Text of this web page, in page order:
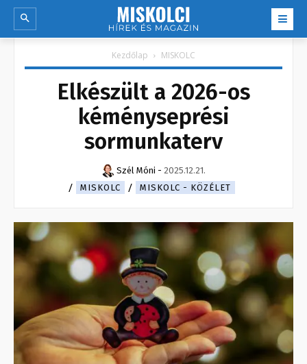
Kezdőlap MISKOLC
Elkészült a 2026-os
kéményseprési
sormunkaterv
Szél Móni - 2025.12.21.
MISKOLC
MISKOLC - KÖZÉLET